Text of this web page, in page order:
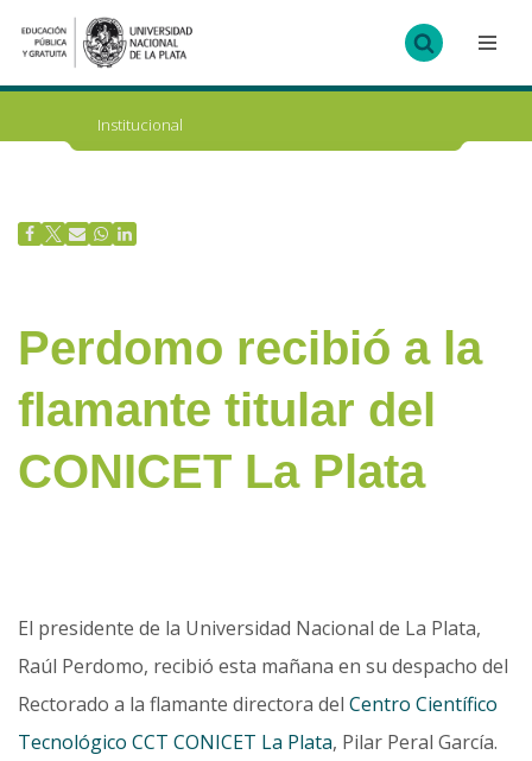
Ir
al
Institucional
Perdomo recibió a la
flamante titular del
CONICET La Plata
El presidente de la Universidad Nacional de La Plata,
Raúl Perdomo, recibió esta mañana en su despacho del
Rectorado a la flamante directora del Centro Científico
Tecnológico CCT CONICET La Plata, Pilar Peral García.